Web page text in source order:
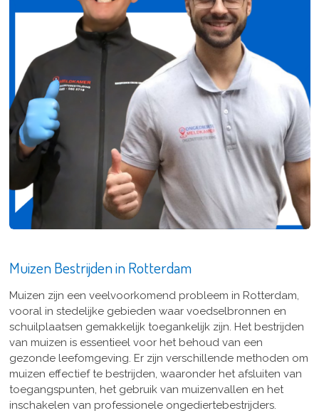
Muizen Bestrijden in Rotterdam
Muizen zijn een veelvoorkomend probleem in Rotterdam,
vooral in stedelijke gebieden waar voedselbronnen en
schuilplaatsen gemakkelijk toegankelijk zijn. Het bestrijden
van muizen is essentieel voor het behoud van een
gezonde leefomgeving. Er zijn verschillende methoden om
muizen effectief te bestrijden, waaronder het afsluiten van
toegangspunten, het gebruik van muizenvallen en het
inschakelen van professionele ongediertebestrijders.